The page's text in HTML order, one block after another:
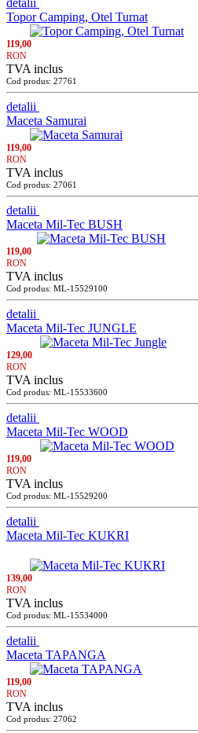
detalii
Topor Camping, Otel Turnat
119,00
RON
TVA inclus
Cod produs: 27761
detalii
Maceta Samurai
119,00
RON
TVA inclus
Cod produs: 27061
detalii
Maceta Mil-Tec BUSH
119,00
RON
TVA inclus
Cod produs: ML-15529100
detalii
Maceta Mil-Tec JUNGLE
129,00
RON
TVA inclus
Cod produs: ML-15533600
detalii
Maceta Mil-Tec WOOD
119,00
RON
TVA inclus
Cod produs: ML-15529200
detalii
Maceta Mil-Tec KUKRI
139,00
RON
TVA inclus
Cod produs: ML-15534000
detalii
Maceta TAPANGA
119,00
RON
TVA inclus
Cod produs: 27062